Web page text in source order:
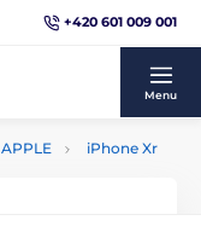
+420 601 009 001
Menu
APPLE iPhone Xr